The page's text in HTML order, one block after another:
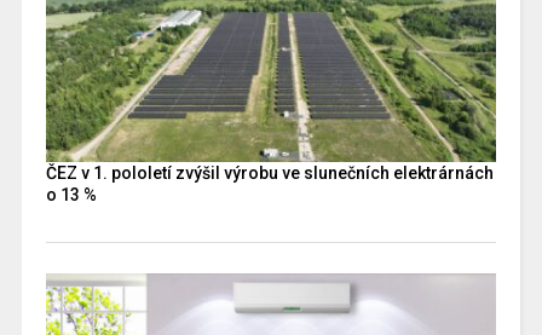
ČEZ v 1. pololetí zvýšil výrobu ve slunečních elektrárnách
o 13 %